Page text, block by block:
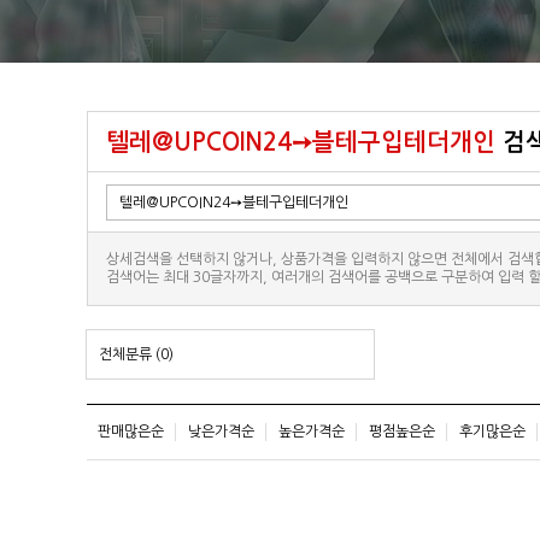
텔레@UPCOIN24➙블테구입테더개인 검
상세검색을 선택하지 않거나, 상품가격을 입력하지 않으면 전체에서 검색
검색어는 최대 30글자까지, 여러개의 검색어를 공백으로 구분하여 입력
전체분류 (0)
판매많은순 낮은가격순 높은가격순 평점높은순 후기많은순